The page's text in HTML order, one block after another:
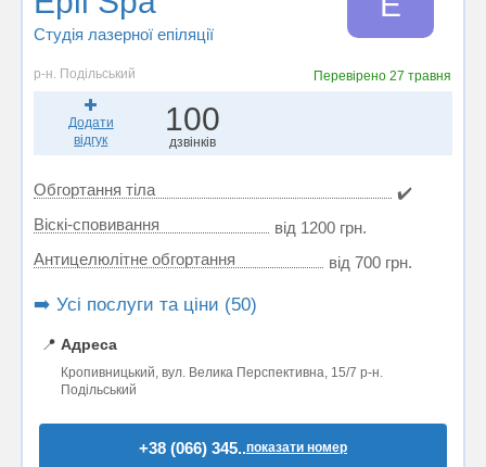
Студія лазерної епіляції
р-н. Подільський Перевірено27 травня
Додати
відгук
100
дзвінків
Обгортання тіла
✔️
Віскі-сповивання
від 1200 грн.
Антицелюлітне обгортання
від 700 грн.
➡️ Усі послуги та ціни (50)
📍 Адреса
Кропивницький, вул. Велика Перспективна, 15/7 р-н.
Подільський
+38 (066) 345..показати номер